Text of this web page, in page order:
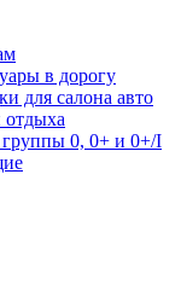
в дорогу
для салона авто
отдыха
группы 0, 0+ и 0+/I